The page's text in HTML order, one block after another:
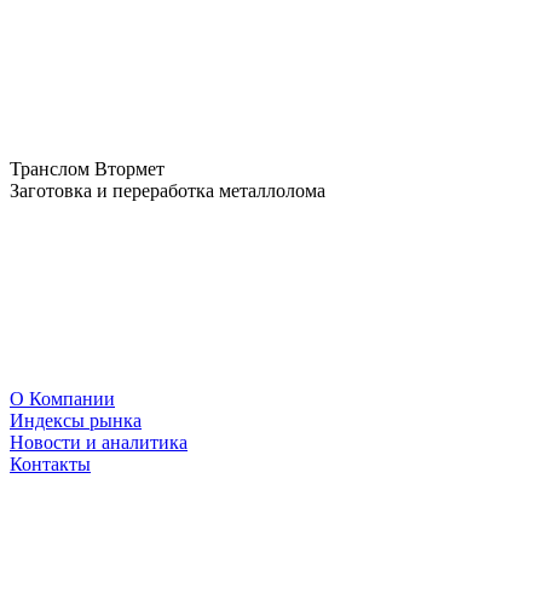
Транслом Втормет
Заготовка и переработка металлолома
О Компании
Индексы рынка
Новости и аналитика
Контакты